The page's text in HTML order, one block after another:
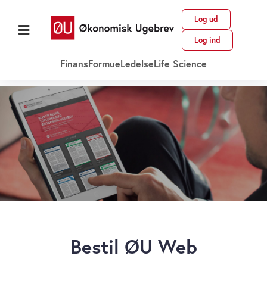
Log ud
Log ind
FinansFormueLedelseLife Science
Bestil ØU Web